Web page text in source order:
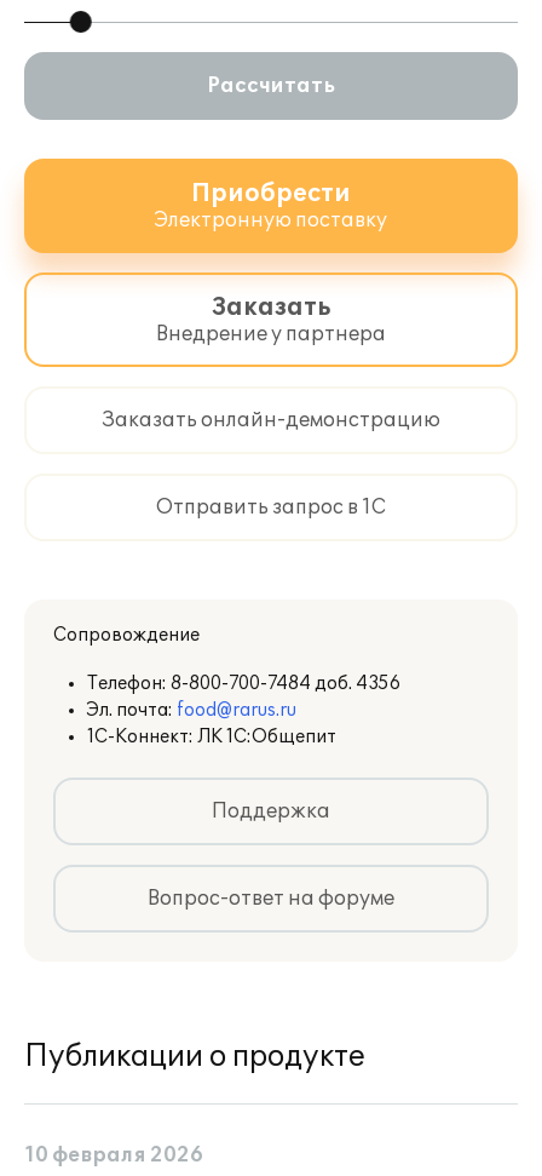
Рассчитать
Приобрести
Электронную поставку
Заказать
Внедрение у партнера
Заказать онлайн-демонстрацию
Отправить запрос в 1С
Сопровождение
Телефон: 8-800-700-7484 доб. 4356
Эл. почта: food@rarus.ru
1С-Коннект: ЛК 1С:Общепит
Поддержка
Вопрос-ответ на форуме
Публикации о продукте
10 февраля 2026